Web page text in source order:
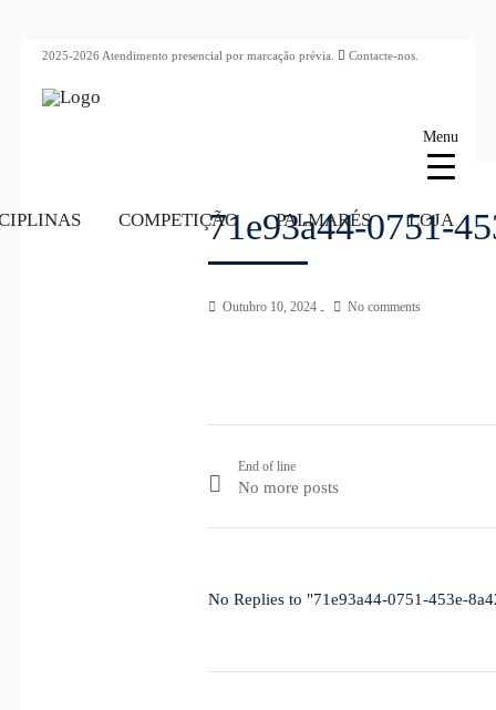
2025-2026 Atendimento presencial por marcação prévia. Contacte-nos.
COMPETIÇÃO PALMARÉS LOJA
71e93a44-0751-
Outubro 10, 2024 No comments
End of line
No more posts
No Replies to "71e93a44-0751-453e-
Menu